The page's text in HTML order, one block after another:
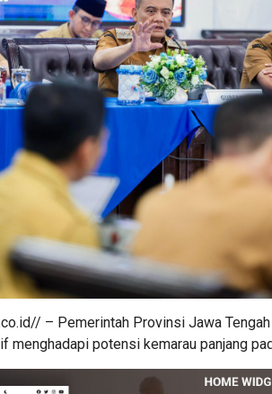
– Pemerintah Provinsi Jawa
menghadapi potensi kemarau panjang